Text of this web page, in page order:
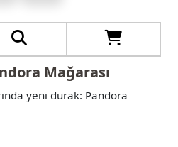
Mağarası
yeni durak: Pandora